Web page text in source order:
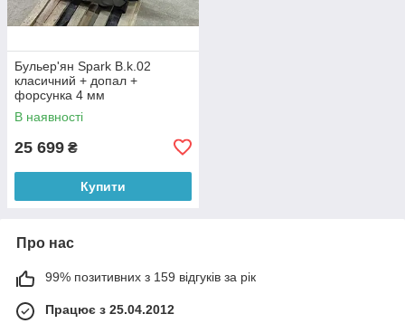
Бульер'ян Spark B.k.02
класичний + допал +
форсунка 4 мм
В наявності
25 699 ₴
Купити
Про нас
99% позитивних з 159 відгуків за рік
Працює з 25.04.2012